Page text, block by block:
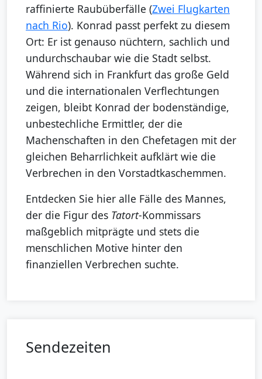
raffinierte Raubüberfälle (Zwei Flugkarten
nach Rio). Konrad passt perfekt zu diesem
Ort: Er ist genauso nüchtern, sachlich und
undurchschaubar wie die Stadt selbst.
Während sich in Frankfurt das große Geld
und die internationalen Verflechtungen
zeigen, bleibt Konrad der bodenständige,
unbestechliche Ermittler, der die
Machenschaften in den Chefetagen mit der
gleichen Beharrlichkeit aufklärt wie die
Verbrechen in den Vorstadtkaschemmen.
Entdecken Sie hier alle Fälle des Mannes,
der die Figur des Tatort-Kommissars
maßgeblich mitprägte und stets die
menschlichen Motive hinter den
finanziellen Verbrechen suchte.
Sendezeiten